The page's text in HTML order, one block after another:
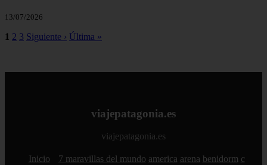
13/07/2026
1 2 3 Siguiente › Última »
viajepatagonia.es
viajepatagonia.es
Inicio 7 maravillas del mundo america arena benidorm c